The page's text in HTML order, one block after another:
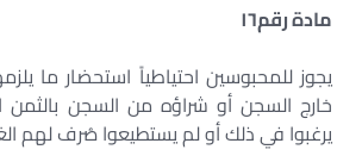
مادة رقم١٦
يجوز للمحبوسين احتياطياً استحضار ما
خارج السجن أو شراؤه من السجن
يرغبوا في ذلك أو لم يستطيعوا صُرف لهم